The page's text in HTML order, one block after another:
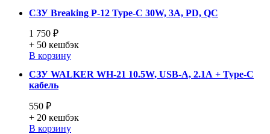
СЗУ Breaking P-12 Type-C 30W, 3A, PD, QC
1 750 ₽
+ 50 кешбэк
В корзину
СЗУ WALKER WH-21 10.5W, USB-A, 2.1А + Type-C
кабель
550 ₽
+ 20 кешбэк
В корзину